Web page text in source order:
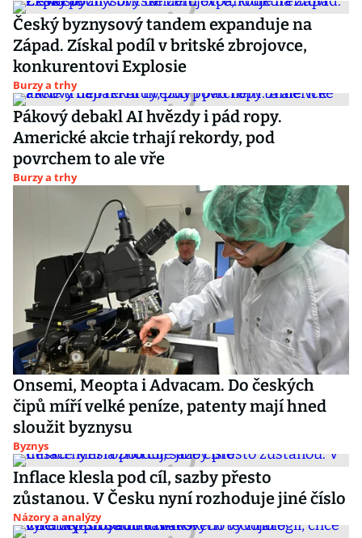
Český byznysový tandem expanduje na
Západ. Získal podíl v britské zbrojovce,
konkurentovi Explosie
Burzy a trhy
Pákový debakl AI hvězdy i pád ropy.
Americké akcie trhají rekordy, pod
povrchem to ale vře
Burzy a trhy
Onsemi, Meopta i Advacam. Do českých
čipů míří velké peníze, patenty mají hned
sloužit byznysu
Byznys
Inflace klesla pod cíl, sazby přesto
zůstanou. V Česku nyní rozhoduje jiné číslo
Názory a analýzy